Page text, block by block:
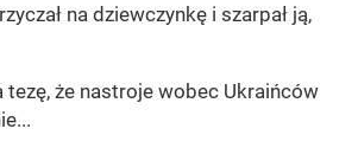
na dziewczynkę i szarpał ją,
tezę, że nastroje wobec Ukraińców